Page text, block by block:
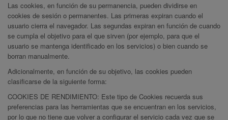
Las cookies, en función de su permanencia, pueden dividirse en
cookies de sesión o permanentes. Las primeras expiran cuando el
usuario cierra el navegador. Las segundas expiran en función de cuando
se cumpla el objetivo para el que sirven (por ejemplo, para que el
usuario se mantenga identificado en los servicios) o bien cuando se
borran manualmente.
Adicionalmente, en función de su objetivo, las cookies pueden
clasificarse de la siguiente forma:
COOKIES DE RENDIMIENTO: Este tipo de Cookies recuerda sus
preferencias para las herramientas que se encuentran en los servicios,
por lo que no tiene que volver a configurar el servicio cada vez que se